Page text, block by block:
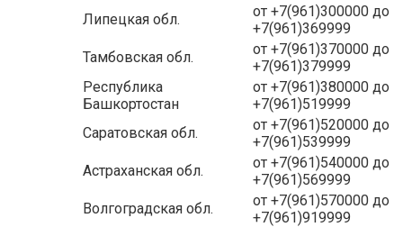
Липецкая обл.
от +7(961)300000 до
+7(961)369999
Тамбовская обл.
от +7(961)370000 до
+7(961)379999
Республика
Башкортостан
от +7(961)380000 до
+7(961)519999
Саратовская обл.
от +7(961)520000 до
+7(961)539999
Астраханская обл.
от +7(961)540000 до
+7(961)569999
Волгоградская обл.
от +7(961)570000 до
+7(961)919999